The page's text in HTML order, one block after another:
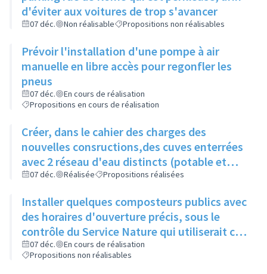
d'éviter aux voitures de trop s'avancer
07 déc. Non réalisable Propositions non réalisables
Prévoir l'installation d'une pompe à air
manuelle en libre accès pour regonfler les
pneus
07 déc.
En cours de réalisation
Propositions en cours de réalisation
Créer, dans le cahier des charges des
nouvelles consructions,des cuves enterrées
avec 2 réseau d'eau distincts (potable et
non potable)
07 déc. Réalisée Propositions réalisées
Installer quelques composteurs publics avec
des horaires d'ouverture précis, sous le
contrôle du Service Nature qui utiliserait ce
compost pour l'entretien des espaces verts
de la ville
07 déc.
En cours de réalisation
Propositions non réalisables